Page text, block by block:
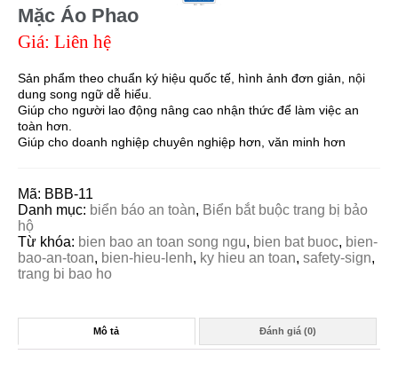
Mặc Áo Phao
Giá: Liên hệ
Sản phẩm theo chuẩn ký hiệu quốc tế, hình ảnh đơn giản, nội
dung song ngữ dễ hiểu.
Giúp cho người lao động nâng cao nhận thức để làm việc an
toàn hơn.
Giúp cho doanh nghiệp chuyên nghiệp hơn, văn minh hơn
Mã: BBB-11
Danh mục: biển báo an toàn, Biển bắt buộc trang bị bảo
hộ
Từ khóa: bien bao an toan song ngu, bien bat buoc, bien-
bao-an-toan, bien-hieu-lenh, ky hieu an toan, safety-sign,
trang bi bao ho
Mô tả Đánh giá (0)